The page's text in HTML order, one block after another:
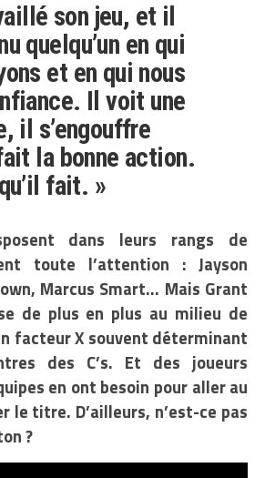
son jeu, et il
quelqu’un en qui
et en qui nous
Il voit une
il s’engouffre
la bonne action.
fait. »
dans leurs rangs de
toute l’attention : Jayson
Marcus Smart… Mais Grant
de plus en plus au milieu de
facteur X souvent déterminant
des C’s. Et des joueurs
en ont besoin pour aller au
le titre. D’ailleurs, n’est-ce pas
?